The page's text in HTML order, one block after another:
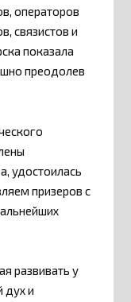
операторов
связистов и
показала
преодолев
удостоилась
призеров с
развивать у
дух и